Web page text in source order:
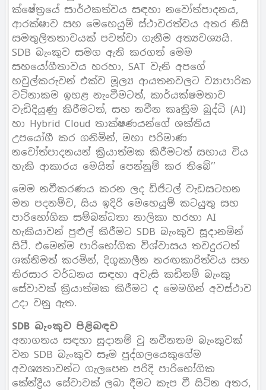
ක්ෂේත්‍රයේ සාර්ථකත්වය සඳහා නවෝත්පාදනය,
ආරක්ෂාව සහ මෙහෙයුම් ස්ථාවරත්වය අතර නිසි
සමතුලිතතාවයක් පවත්වා ගැනීම අත්‍යවශ්‍යයි.
SDB බැංකුව සමග ඇති කරගත් මෙම
සහයෝගීතාවය හරහා, SAT වැනි අපගේ
හවුල්කරුවන් එක්ව මූල්‍ය ආයතනවලට ව්‍යාපාරික
වටිනාකම ඉහළ නැංවීමටත්, කාර්යක්ෂමතාව
වැඩිදියුණු කිරීමටත්, සහ නවීන කෘත්‍රිම බුද්ධි (AI)
හා Hybrid Cloud තාක්ෂණයන්ගේ ශක්තිය
උපයෝගී කර ගනිමින්, මහා පරිමාණ
නවෝත්පාදනයන් ක්‍රියාත්මක කිරීමටත් සහාය විය
හැකි ආකාරය මෙයින් පෙන්නුම් කර තිබේ’’
මෙම නවීකරණය කරන ලද ඩිජිටල් වැඩසටහන
මත පදනම්ව, සිය ඉදිරි මෙහෙයුම් කටයුතු සහ
පාරිභෝගික සම්බන්ධතා නාලිකා හරහා AI
හැකියාවන් පුළුල් කිරීමට SDB බැංකුව සූදානමින්
සිටී. එමෙන්ම පාරිභෝගික විශ්වාසය තවදුරටත්
ශක්තිමත් කරමින්, දිගුකාලීන තරඟකාරිත්වය සහ
තිරසාර වර්ධනය සඳහා අවැසි කඩිනම් බැංකු
සේවාවක් ක්‍රියාත්මක කිරීමට ද මෙමගින් අවස්ථාව
උදා වනු ඇත.
SDB බැංකුව පිළිබඳව
අනාගතය සඳහා සූදානම් වූ නවීනතම බැංකුවක්
වන SDB බැංකුව සෑම පුද්ගලයෙකුගේම
අවශ්‍යතාවන්ට ගැලපෙන පරිදි පාරිභෝගික
කේන්ද්‍රීය සේවාවක් ලබා දීමට කැප වී සිටින අතර,